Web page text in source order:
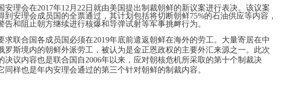
安理会在2017年12 月 22 日就由美国提出制裁朝鲜的新议案进行表决。该议案
到安理会成员国的全票通过，其计划包括将切断朝鲜75%的石油供应等内容，
告和阻止朝方继续进行核爆和导弹试射等军事挑衅行为。
求联合国各成员国必须在2019年底前遣返朝鲜在海外的劳工。大量寄居在中
罗斯境内的朝鲜外派劳工，被认为是金正恩政权的主要外汇来源之一。此次
决议内容也是联合国自2006年以来，应对朝核危机所采取的第十个制裁决
同样也是年内安理会通过的第三个针对朝鲜的制裁内容。